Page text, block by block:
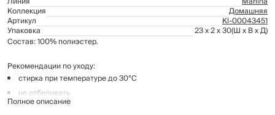
Коллекция Домашняя
Артикул Kl-00043451
Упаковка 23 x 2 x 30(Ш x В x Д)
Состав: 100% полиэстер.
Рекомендации по уходу:
стирка при температуре до 30°C
не отбеливать
гладить при температуре до 110°C
Полное описание